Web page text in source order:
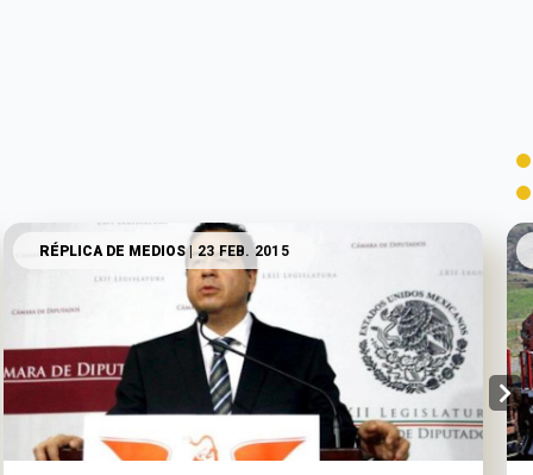
RÉPLICA DE MEDIOS| 23 FEB. 2015